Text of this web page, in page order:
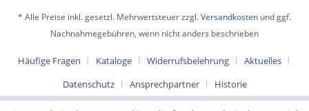
* Alle Preise inkl. gesetzl. Mehrwertsteuer zzgl.Versandkosten und ggf.
Nachnahmegebühren, wenn nicht anders beschrieben
Häufige Fragen Kataloge Widerrufsbelehrung
Aktuelles
Datenschutz
Ansprechpartner Historie